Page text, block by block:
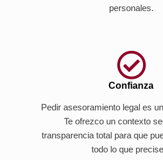
personales.
Confianza
Pedir asesoramiento legal es
Te ofrezco un contexto
transparencia total para que
todo lo que